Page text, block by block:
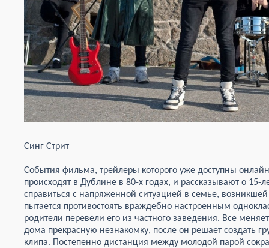
Синг Стрит
События фильма, трейлеры которого уже доступны
происходят в Дублине в 80-х годах, и рассказывают о
справиться с напряженной ситуацией в семье,
пытается противостоять враждебно настроенным
родители перевели его из частного заведения. Все
дома прекрасную незнакомку, после он решает создать
клипа. Постепенно дистанция между молодой парой